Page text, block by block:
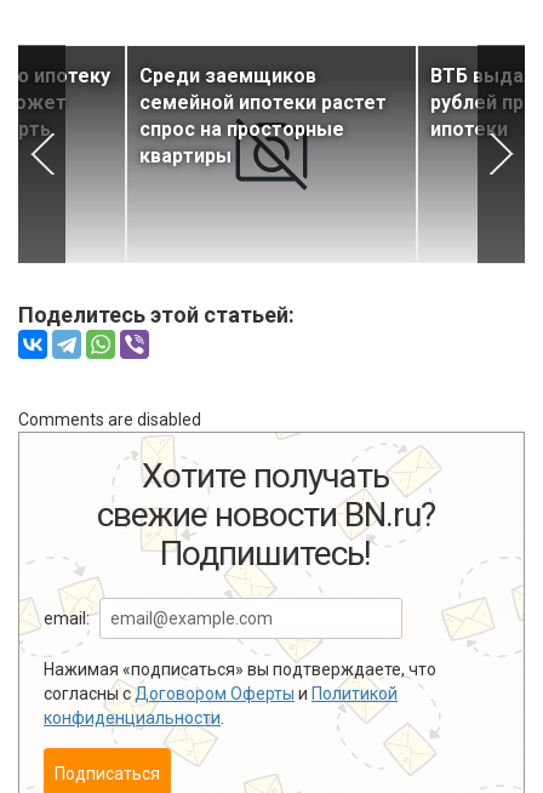
ипотеку
может
Среди заемщиков
семейной ипотеки растет
спрос на просторные
квартиры
ВТБ выдал
рублей
ипотеки
Поделитесь этой статьей:
Comments are disabled
Хотите получать
свежие новости BN.ru?
Подпишитесь!
email:
Нажимая «подписаться» вы подтверждаете, что
согласны сДоговором Оферты и Политикой
конфиденциальности
Подписаться